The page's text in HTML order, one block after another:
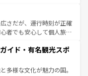
全く異なる文化を体験で
フランス情報はコンテンツ一覧
なお、新着の
照してほしい。
た、優雅なアフタヌーン
い英国パブ、サッカー観
験も豊富。イギリスを旅
さだが、運行時刻が正確
者でも安心して個人旅行
スならではのユニークな
でなく町歩きも満喫する
ため物価も高いが、旅行
イド・有名観光スポ
多様な文化が魅力の国。